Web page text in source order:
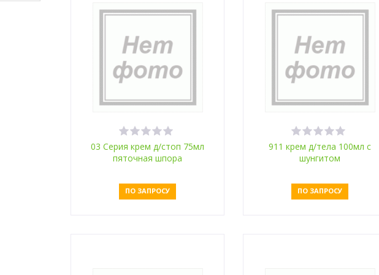
03 Серия крем д/стоп 75мл
пяточная шпора
ПО ЗАПРОСУ
911 крем д/тела 100мл с
шунгитом
ПО ЗАПРОСУ